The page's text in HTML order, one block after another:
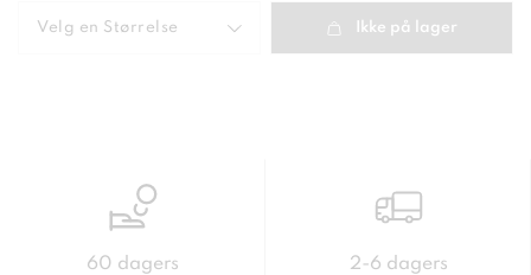
Velg en Størrelse Ikke på lager
60 dagers
2-6 dagers